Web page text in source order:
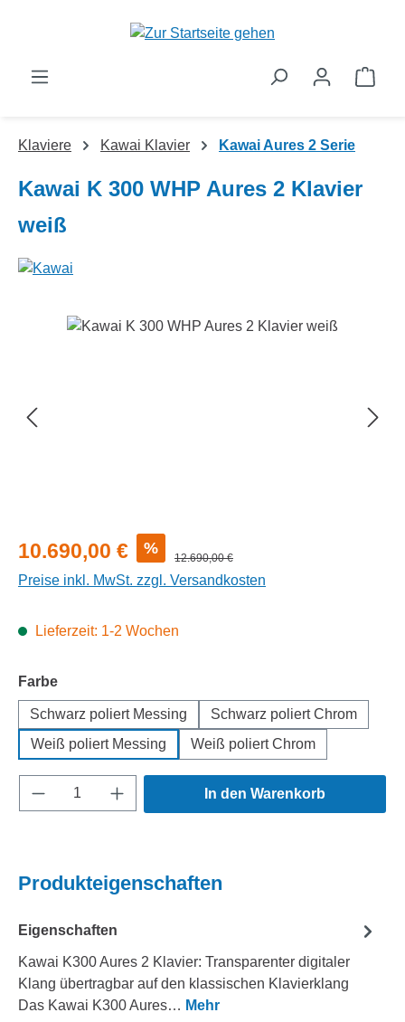
Zum Hauptinhalt springen
Klaviere Kawai Klavier Kawai Aures 2 Serie
Kawai K 300 WHP Aures 2 Klavier
weiß
Bildergalerie überspringen
Verkaufspreis:
10.690,00 € % Regulärer Preis:
12.690,00 €
Preise inkl. MwSt. zzgl. Versandkosten
Lieferzeit: 1-2 Wochen
Farbeauswählen
Schwarz poliert Messing
Schwarz poliert Chrom
Weiß poliert Messing
Weiß poliert Chrom
Produkt Anzahl: Gib den gewünschten
In den Warenkorb
Produkteigenschaften
Eigenschaften
Kawai K300 Aures 2 Klavier: Transparenter digitaler
Klang übertragbar auf den klassischen Klavierklang
Das Kawai K300 Aures… Mehr